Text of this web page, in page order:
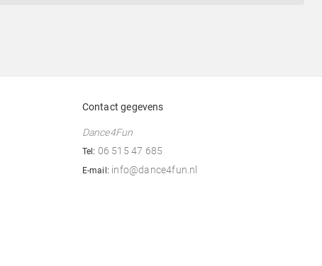
Contact gegevens
Dance4Fun
Tel: 06 515 47 685
E-mail: info@dance4fun.nl